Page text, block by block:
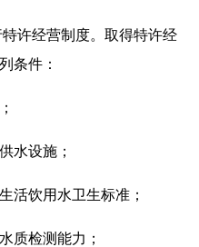
许经营制度。取得特许经
条件：
水设施；
活饮用水卫生标准；
质检测能力；